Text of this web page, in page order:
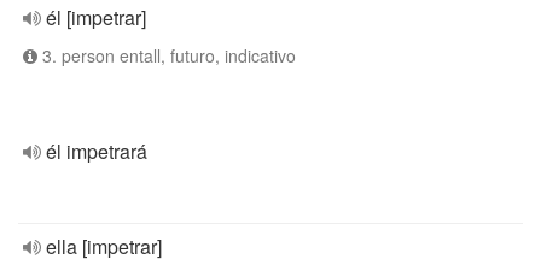
él [impetrar]
3. person entall, futuro, indicativo
él impetrará
ella [impetrar]